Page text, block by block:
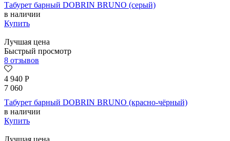
Табурет барный DOBRIN BRUNO (серый)
в наличии
Купить
Лучшая цена
Быстрый просмотр
8 отзывов
4 940 Р
7 060
Табурет барный DOBRIN BRUNO (красно-чёрный)
в наличии
Купить